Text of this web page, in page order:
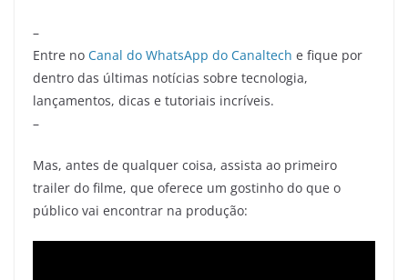
–
Entre no Canal do WhatsApp do Canaltech e fique por
dentro das últimas notícias sobre tecnologia,
lançamentos, dicas e tutoriais incríveis.
–
Mas, antes de qualquer coisa, assista ao primeiro
trailer do filme, que oferece um gostinho do que o
público vai encontrar na produção: